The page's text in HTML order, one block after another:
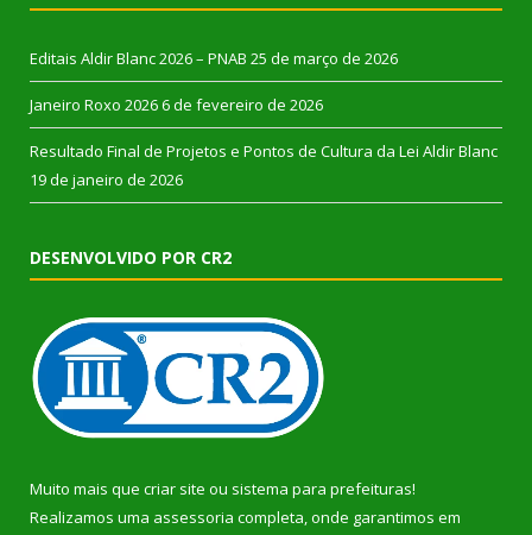
Editais Aldir Blanc 2026 – PNAB 25 de março de 2026
Janeiro Roxo 2026 6 de fevereiro de 2026
Resultado Final de Projetos e Pontos de Cultura da Lei Aldir Blanc
19 de janeiro de 2026
DESENVOLVIDO POR CR2
Muito mais que criar site ou sistema para prefeituras!
Realizamos uma assessoria completa, onde garantimos em